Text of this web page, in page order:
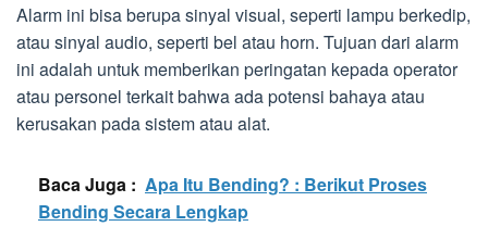
Alarm ini bisa berupa sinyal visual, seperti lampu berkedip,
atau sinyal audio, seperti bel atau horn. Tujuan dari alarm
ini adalah untuk memberikan peringatan kepada operator
atau personel terkait bahwa ada potensi bahaya atau
kerusakan pada sistem atau alat.
Baca Juga : Apa Itu Bending? : Berikut Proses
Bending Secara Lengkap